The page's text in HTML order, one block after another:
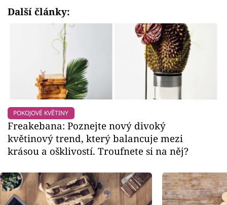
Další články:
POKOJOVÉ KVĚTINY
Freakebana: Poznejte nový divoký
květinový trend, který balancuje mezi
krásou a ošklivostí. Troufnete si na něj?